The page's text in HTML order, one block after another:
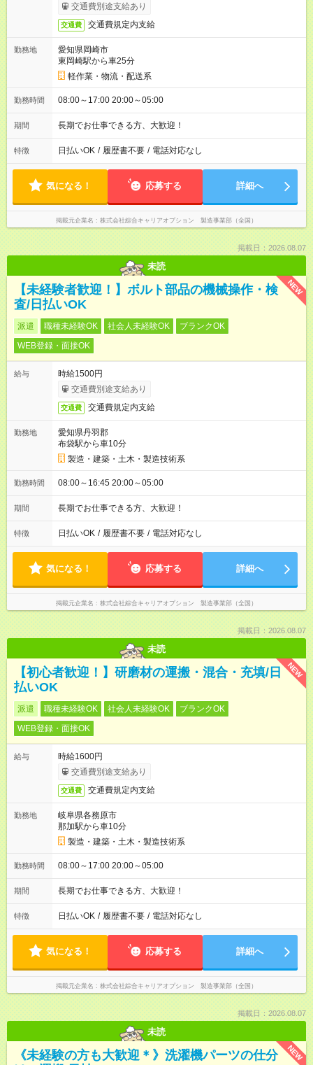
交通費別途支給あり
交通費 交通費規定内支給
勤務地
愛知県岡崎市
東岡崎駅から車25分
軽作業・物流・配送系
勤務時間 08:00～17:00 20:00～05:00
期間 長期でお仕事できる方、大歓迎！
特徴 日払いOK / 履歴書不要 / 電話対応なし
気になる！ 応募する 詳細へ
掲載元企業名 株式会社綜合キャリアオプション 製造事業部（全国）
掲載日：2026.08.07
未読
NEW
【未経験者歓迎！】ボルト部品の機械操作・検
査/日払いOK
派遣 職種未経験OK 社会人未経験OK
ブランクOK
WEB登録・面接OK
給与
時給1500円
交通費別途支給あり
交通費 交通費規定内支給
勤務地
愛知県丹羽郡
布袋駅から車10分
製造・建築・土木・製造技術系
勤務時間 08:00～16:45 20:00～05:00
期間 長期でお仕事できる方、大歓迎！
特徴 日払いOK / 履歴書不要 / 電話対応なし
気になる！ 応募する 詳細へ
掲載元企業名 株式会社綜合キャリアオプション 製造事業部（全国）
掲載日：2026.08.07
未読
NEW
【初心者歓迎！】研磨材の運搬・混合・充填/日
払いOK
派遣 職種未経験OK 社会人未経験OK
ブランクOK
WEB登録・面接OK
給与
時給1600円
交通費別途支給あり
交通費 交通費規定内支給
勤務地
岐阜県各務原市
那加駅から車10分
製造・建築・土木・製造技術系
勤務時間 08:00～17:00 20:00～05:00
期間 長期でお仕事できる方、大歓迎！
特徴 日払いOK / 履歴書不要 / 電話対応なし
気になる！ 応募する 詳細へ
掲載元企業名 株式会社綜合キャリアオプション 製造事業部（全国）
掲載日：2026.08.07
未読
NEW
《未経験の方も大歓迎＊》洗濯機パーツの仕分